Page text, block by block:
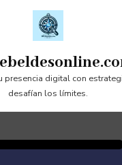
presencia digital con
desafían los límites.